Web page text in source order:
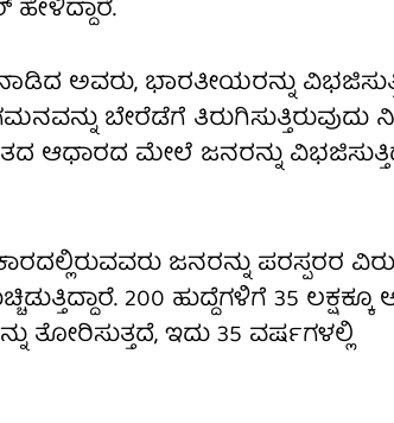
ಅವರು, ಭಾರತೀಯರನ್ನು
ಬೇರೆಡೆಗೆ ತಿರುಗಿಸುತ್ತಿರುವುದು
ಆಧಾರದ ಮೇಲೆ ಜನರನ್ನು
ಜನರನ್ನು ಪರಸ್ಪರರ
200 ಹುದ್ದೆಗಳಿಗೆ 35
ತೋರಿಸುತ್ತದೆ, ಇದು 35 ವರ್ಷಗಳಲ್ಲಿ